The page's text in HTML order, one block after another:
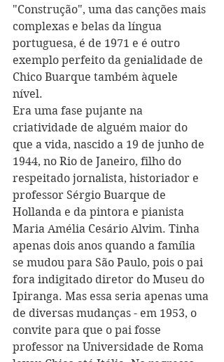
"Construção", uma das canções mais
complexas e belas da língua
portuguesa, é de 1971 e é outro
exemplo perfeito da genialidade de
Chico Buarque também àquele
nível.
Era uma fase pujante na
criatividade de alguém maior do
que a vida, nascido a 19 de junho de
1944, no Rio de Janeiro, filho do
respeitado jornalista, historiador e
professor Sérgio Buarque de
Hollanda e da pintora e pianista
Maria Amélia Cesário Alvim. Tinha
apenas dois anos quando a família
se mudou para São Paulo, pois o pai
fora indigitado diretor do Museu do
Ipiranga. Mas essa seria apenas uma
de diversas mudanças - em 1953, o
convite para que o pai fosse
professor na Universidade de Roma